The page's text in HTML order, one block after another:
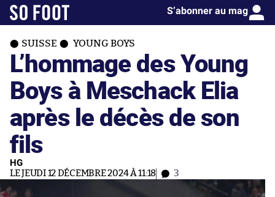
S’abonner au mag
SUISSE YOUNG BOYS
L’hommage des Young
Boys à Meschack Elia
après le décès de son
fils
HG
LE JEUDI 12 DÉCEMBRE 2024 À 11:18 3